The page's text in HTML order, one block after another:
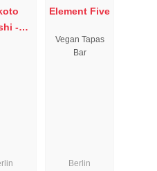
-
Element Five
Vegan Tapas
Bar
Berlin